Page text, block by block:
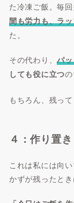
た冷凍ご飯。毎
間も労力も、ラ
た。
その代わり、パ
しても役に立つ
もちろん、残っ
４：作り置き
これは私には向
かずが残ったとき